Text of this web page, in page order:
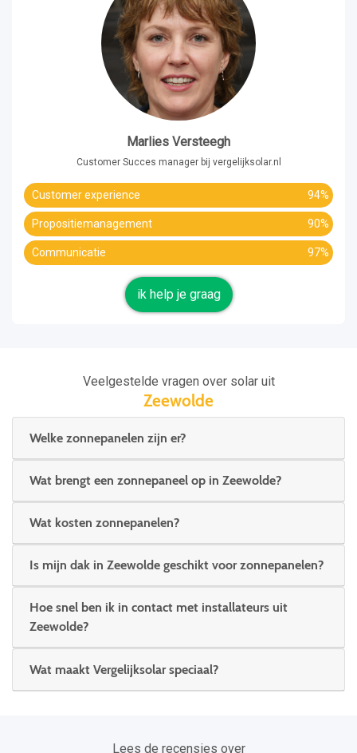
Marlies Versteegh
Customer Succes manager bij vergelijksolar.nl
Customer experience 94%
Propositiemanagement 90%
Communicatie 97%
ik help je graag
Veelgestelde vragen over solar uit
Zeewolde
Welke zonnepanelen zijn er?
Wat brengt een zonnepaneel op in Zeewolde?
Wat kosten zonnepanelen?
Is mijn dak in Zeewolde geschikt voor zonnepanelen?
Hoe snel ben ik in contact met installateurs uit
Zeewolde?
Wat maakt Vergelijksolar speciaal?
Lees de recensies over